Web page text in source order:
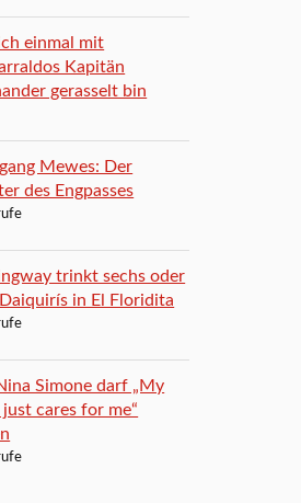
einmal mit
Kapitän
gerasselt bin
Mewes: Der
des Engpasses
trinkt sechs oder
in El Floridita
Simone darf „My
just cares for me“